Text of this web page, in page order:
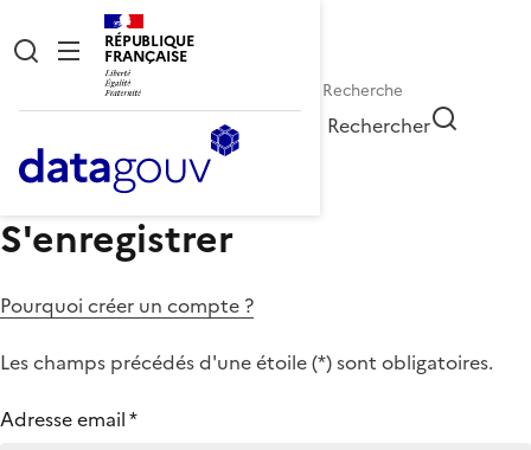
RÉPUBLIQUE
FRANÇAISE
Rechercher
S'enregistrer
Pourquoi créer un compte ?
Les champs précédés d'une étoile (*) sont obligatoires.
Adresse email*